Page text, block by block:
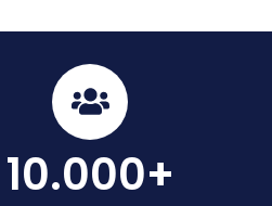
10.000+